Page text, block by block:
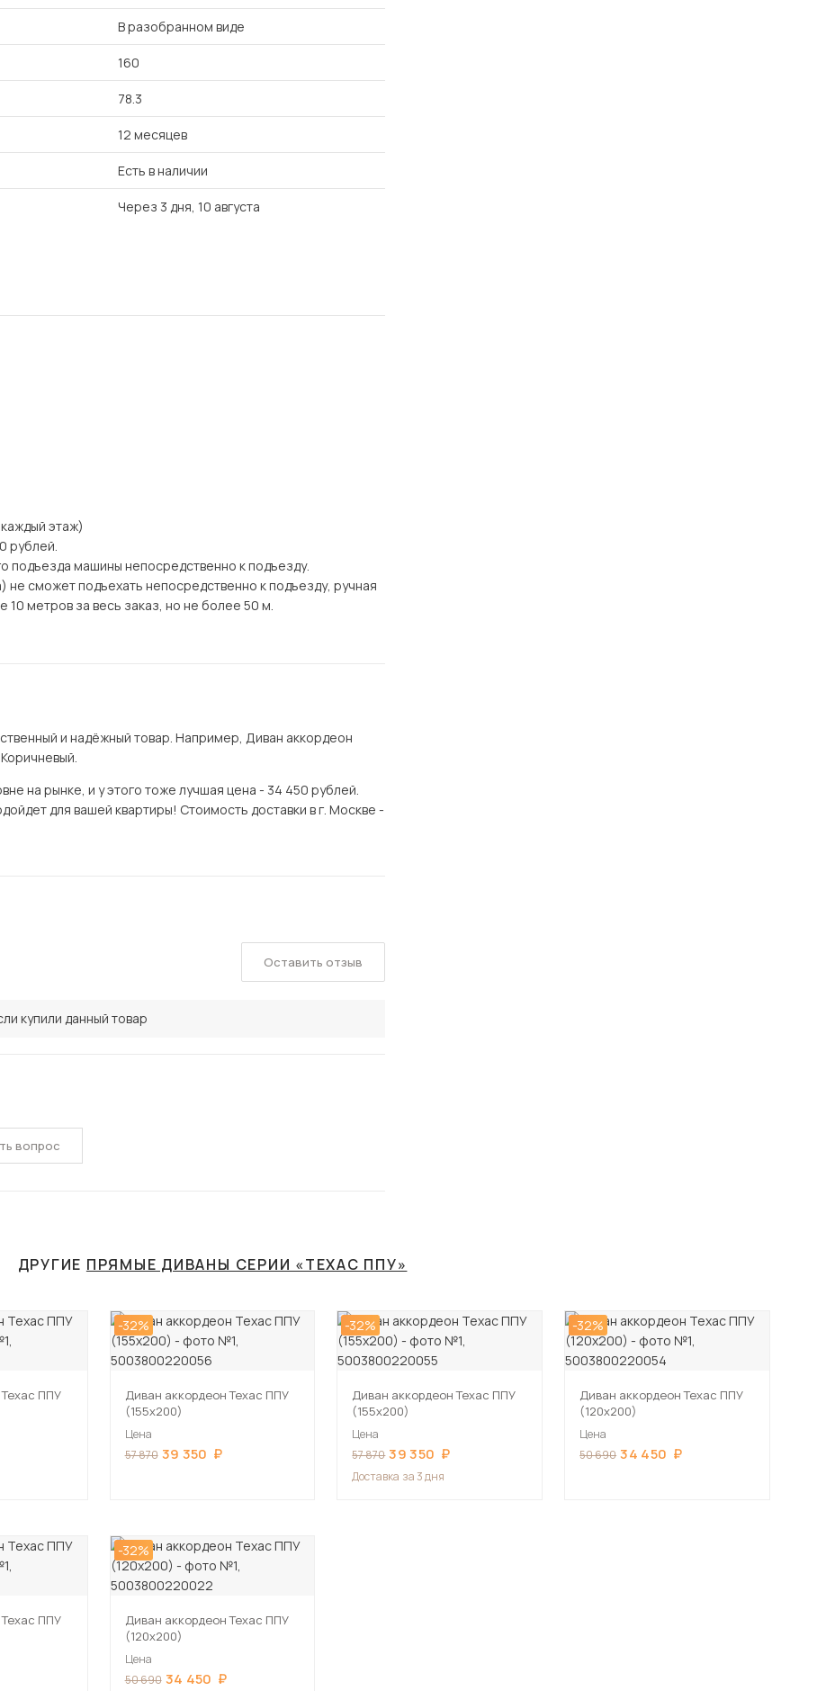
В разобранном виде
160
78.3
12 месяцев
Есть в наличии
Через 3 дня, 10 августа
этаж)
рублей.
подъезда машины непосредственно к подъезду.
не сможет подъехать непосредственно к подъезду, ручная
метров за весь заказ, но не более 50 м.
и надёжный товар. Например, Диван аккордеон
на рынке, и у этого тоже лучшая цена - 34 450 рублей.
для вашей квартиры! Стоимость доставки в г. Москве -
купили данный товар
Оставить отзыв
вопрос
ДРУГИЕ ПРЯМЫЕ ДИВАНЫ СЕРИИ «ТЕХАС ППУ»
ППУ
-32%
Диван аккордеон Техас ППУ
(155х200)
Цена
57 870 39 350
-32%
Диван аккордеон Техас ППУ
(155х200)
Цена
57 870 39 350
Доставка за 3 дня
-32%
Диван аккордеон Техас ППУ
(120х200)
Цена
50 690 34 450
ППУ
-32%
Диван аккордеон Техас ППУ
(120х200)
Цена
50 690 34 450